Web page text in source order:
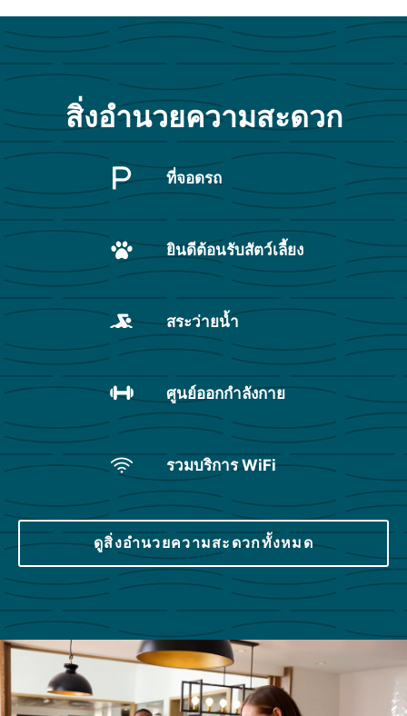
สิ่งอำนวยความสะดวก
ที่จอดรถ
ยินดีต้อนรับสัตว์เลี้ยง
สระว่ายน้ำ
ศูนย์ออกกำลังกาย
รวมบริการ WiFi
ดูสิ่งอำนวยความสะดวกทั้งหมด